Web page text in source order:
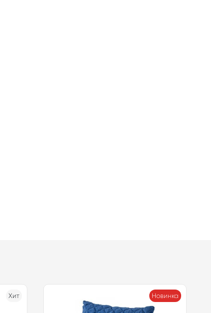
Хит Новинка